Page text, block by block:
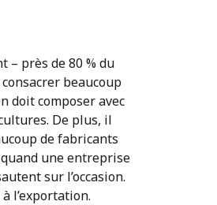
– près de 80 % du
beaucoup
doit composer avec
De plus, il
de fabricants
quand une entreprise
sur l’occasion.
l’exportation.